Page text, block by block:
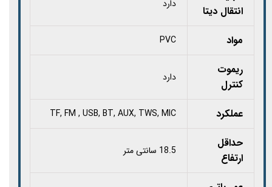
انتقال دیتا
دارد
مواد PVC
ریموت
کنترل
دارد
عملکرد TF, FM , USB, BT, AUX, TWS, MIC
حداقل
ارتفاع
18.5 سانتی متر